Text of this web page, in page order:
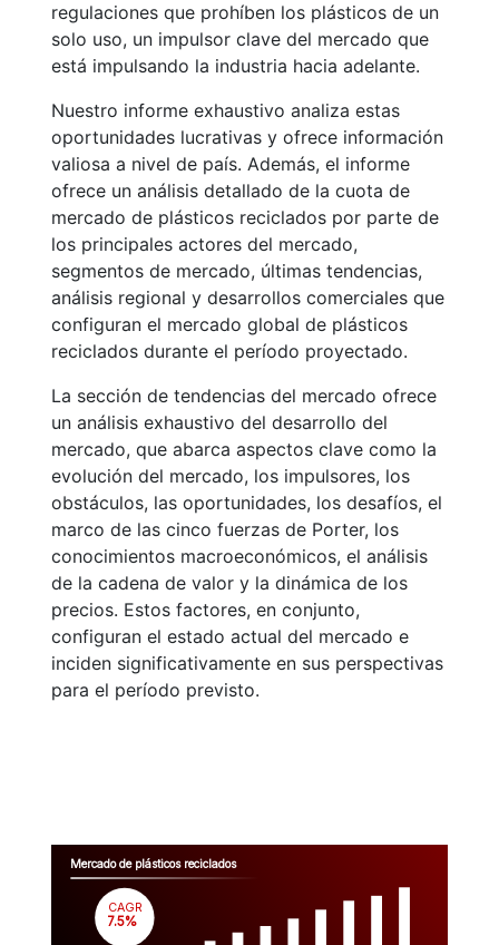
regulaciones que prohíben los plásticos de un
solo uso, un impulsor clave del mercado que
está impulsando la industria hacia adelante.
Nuestro informe exhaustivo analiza estas
oportunidades lucrativas y ofrece información
valiosa a nivel de país. Además, el informe
ofrece un análisis detallado de la cuota de
mercado de plásticos reciclados por parte de
los principales actores del mercado,
segmentos de mercado, últimas tendencias,
análisis regional y desarrollos comerciales que
configuran el mercado global de plásticos
reciclados durante el período proyectado.
La sección de tendencias del mercado ofrece
un análisis exhaustivo del desarrollo del
mercado, que abarca aspectos clave como la
evolución del mercado, los impulsores, los
obstáculos, las oportunidades, los desafíos, el
marco de las cinco fuerzas de Porter, los
conocimientos macroeconómicos, el análisis
de la cadena de valor y la dinámica de los
precios. Estos factores, en conjunto,
configuran el estado actual del mercado e
inciden significativamente en sus perspectivas
para el período previsto.
Mercado de plásticos reciclados
CAGR
7.5%